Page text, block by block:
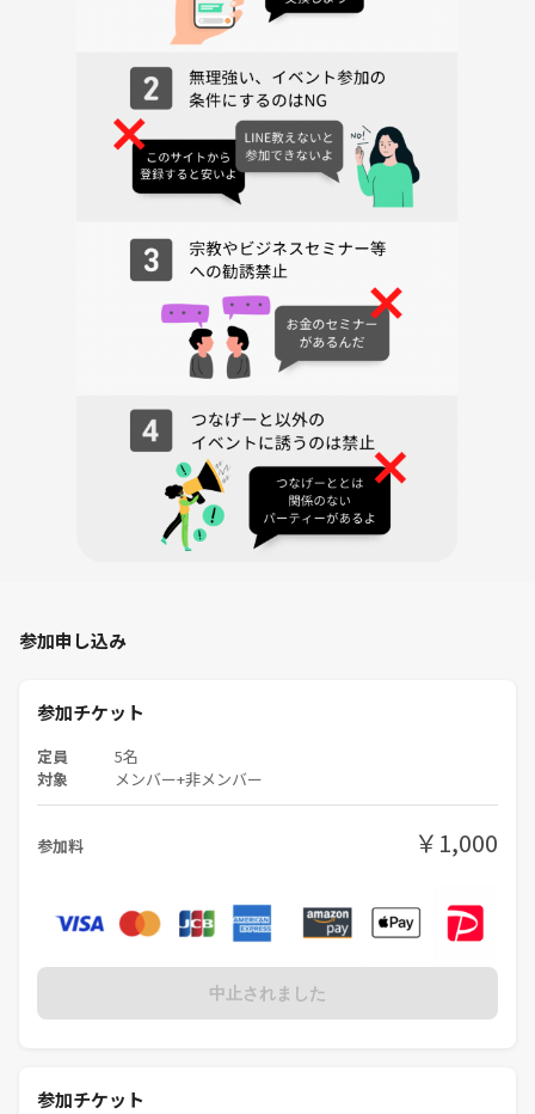
参加申し込み
参加チケット
定員 5名
対象 メンバー+非メンバー
参加料 ￥1,000
中止されました
参加チケット